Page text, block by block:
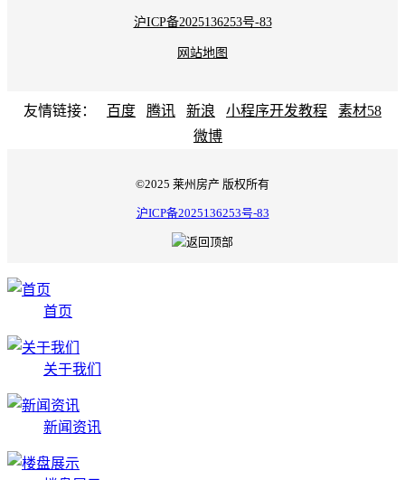
沪ICP备2025136253号-83
网站地图
友情链接： 百度 腾讯 新浪 小程序开发教程
素材58
微博
©2025 莱州房产 版权所有
沪ICP备2025136253号-83
首页
关于我们
新闻资讯